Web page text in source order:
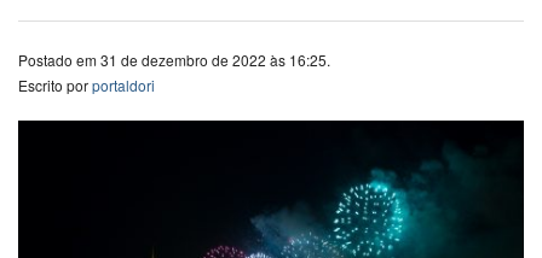
Postado em 31 de dezembro de 2022 às 16:25.
Escrito porportaldori